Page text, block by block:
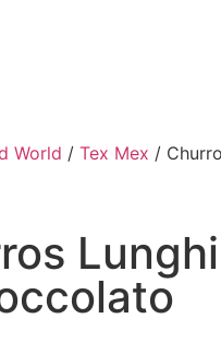
World / Tex Mex /